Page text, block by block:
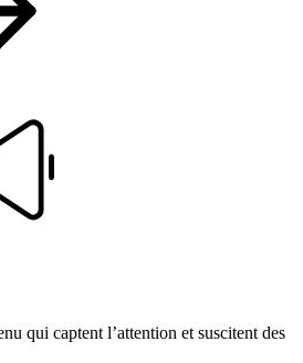
qui captent l’attention et suscitent des